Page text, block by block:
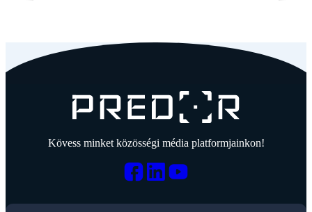
Kövess minket közösségi média platformjainkon!